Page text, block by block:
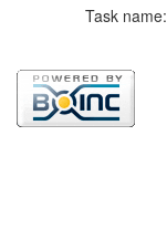
Task name: